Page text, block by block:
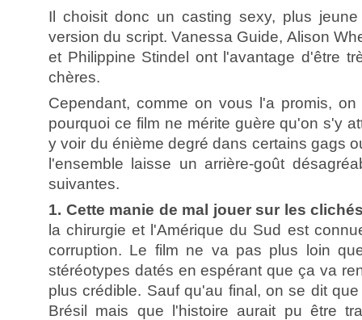
Il choisit donc un casting sexy, plus
version du script. Vanessa Guide, Alison
et Philippine Stindel ont l'avantage d'être
chères.
Cependant, comme on vous l'a promis,
pourquoi ce film ne mérite guère qu'on s'y
y voir du énième degré dans certains gags
l'ensemble laisse un arrière-goût
suivantes.
1. Cette manie de mal jouer sur les
la chirurgie et l'Amérique du Sud est
corruption. Le film ne va pas plus loin
stéréotypes datés en espérant que ça va
plus crédible. Sauf qu'au final, on se dit
Brésil mais que l'histoire aurait pu être